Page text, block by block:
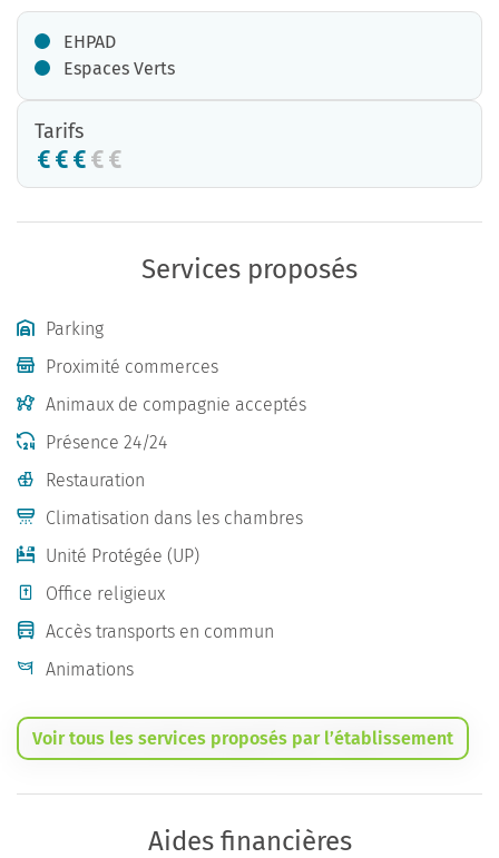
EHPAD
Espaces Verts
Tarifs
Services proposés
Parking
Proximité commerces
Animaux de compagnie acceptés
Présence 24/24
Restauration
Climatisation dans les chambres
Unité Protégée (UP)
Office religieux
Accès transports en commun
Animations
Voir tous les services proposés par l’établissement
Aides financières